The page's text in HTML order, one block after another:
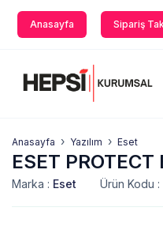
Anasayfa Sipariş
Anasayfa Yazılım Eset
ESET
Marka : Eset Ürün Kodu :